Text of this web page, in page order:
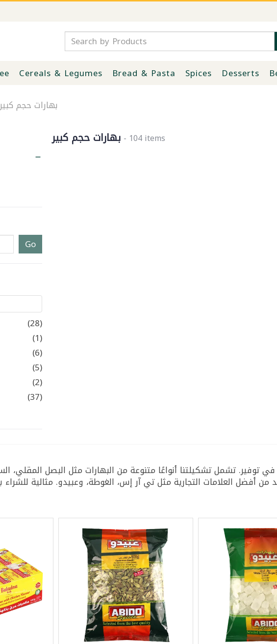
Cereals & Legumes Bread & Pasta Spices Desserts
بهارات حجم كبير
Go
(28)
(1)
(6)
(5)
(2)
(37)
بهارات حجم كبير - 104 items
توفير. تشمل تشكيلتنا أنواعًا متنوعة من البهارات مثل البصل المقلي،